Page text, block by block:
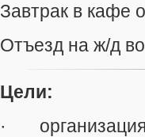
Завтрак в кафе
Отъезд на ж/д
Цели:
· организация